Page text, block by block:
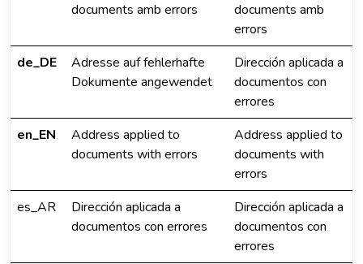
documents amb errors
documents amb
errors
de_DE
Adresse auf fehlerhafte
Dokumente angewendet
Dirección aplicada a
documentos con
errores
en_EN
Address applied to
documents with errors
Address applied to
documents with
errors
es_AR
Dirección aplicada a
documentos con errores
Dirección aplicada a
documentos con
errores